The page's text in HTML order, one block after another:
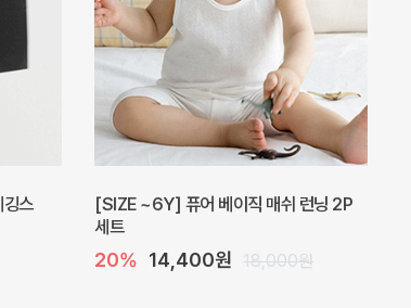
30% 23,800원 34,000원